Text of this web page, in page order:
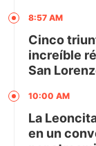
8:57 AM
Cinco
increíble
San
10:00 AM
La
en un